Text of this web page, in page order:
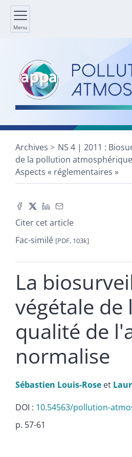
Menu
Archives
NS 4 | 2011 :
de la pollution atmosphérique
Aspects « réglementaires »
Citer cet article
Fac-similé [PDF, 103k]
La
végétale de
qualité de
normalise
Sébastien Louis-Rose et
DOI : 10.54563/pollution-
p. 57-61